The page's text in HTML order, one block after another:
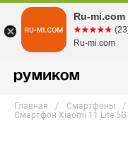
Главная Смартфоны
Смартфон Xiaomi 11 Lite
Ru-mi.com
☆☆☆☆☆
★★★★★
Ru-mi.com